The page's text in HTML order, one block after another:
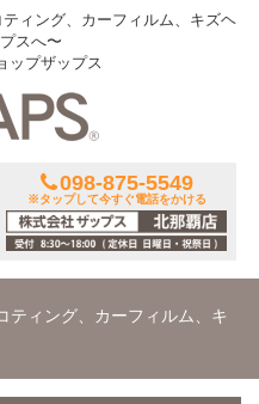
ィング、カーフィルム、キズヘ
スへ〜
ップザップス
098-875-5549
※タップして今すぐ電話をかける
ィング、カーフィルム、キ